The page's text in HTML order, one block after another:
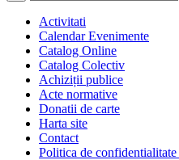
Activitati
Calendar Evenimente
Catalog Online
Catalog Colectiv
Achiziții publice
Acte normative
Donatii de carte
Harta site
Contact
Politica de confidentialitate